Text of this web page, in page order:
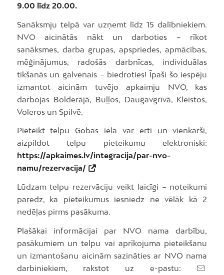
9.00 līdz 20.00.
Sanāksmju telpā var uzņemt līdz 15 dalībniekiem.
NVO aicinātās nākt un darboties – rīkot
sanāksmes, darba grupas, apspriedes, apmācības,
mēģinājumus, radošās darbnīcas, individuālas
tikšanās un galvenais – biedroties! Īpaši šo iespēju
izmantot aicinām tuvējo apkaimju NVO, kas
darbojas Bolderājā, Buļļos, Daugavgrīvā, Kleistos,
Voleros un Spilvē.
Pieteikt telpu Gobas ielā var ērti un vienkārši,
aizpildot telpu pieteikumu elektroniski:
https://apkaimes.lv/integracija/par-nvo-
namu/rezervacija/
Lūdzam telpu rezervāciju veikt laicīgi – noteikumi
paredz, ka pieteikumus iesniedz ne vēlāk kā 2
nedēļas pirms pasākuma.
Plašākai informācijai par NVO nama darbību,
pasākumiem un telpu vai aprīkojuma pieteikšanu
un izmantošanu aicinām sazināties ar NVO nama
darbiniekiem, rakstot uz e-pastu: